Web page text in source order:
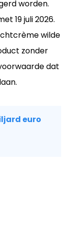
worden.
19 juli 2026.
wilde
zonder
dat
euro